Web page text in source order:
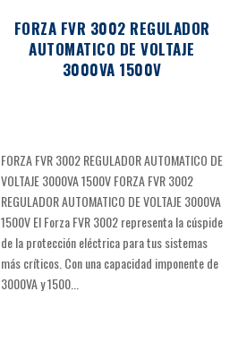
FORZA FVR 3002 REGULADOR
AUTOMATICO DE VOLTAJE
3000VA 1500V
FORZA FVR 3002 REGULADOR AUTOMATICO DE
VOLTAJE 3000VA 1500V FORZA FVR 3002
REGULADOR AUTOMATICO DE VOLTAJE 3000VA
1500V El Forza FVR 3002 representa la cúspide
de la protección eléctrica para tus sistemas
más críticos. Con una capacidad imponente de
3000VA y 1500...